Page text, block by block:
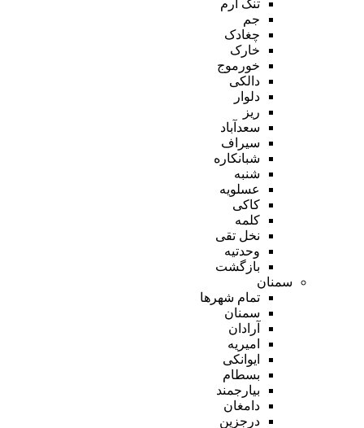
تنگ ارم
جم
چغادک
خارک
خورموج
دالکی
دلوار
ریز
سعدآباد
سیراف
شبانکاره
شنبه
عسلویه
کاکی
کلمه
نخل تقی
وحدتیه
بازگشت
سمنان
تمام شهر‌ها
سمنان
آرادان
امیریه
ایوانکی
بسطام
بیارجمند
دامغان
درجزین